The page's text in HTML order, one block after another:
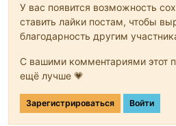
У вас появится возможность
ставить лайки постам, чтобы
благодарность другим
С вашими комментариями этот
ещё лучше 💗
Зарегистрироваться Войти